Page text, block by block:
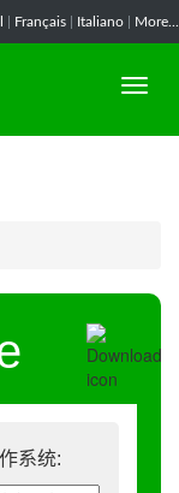
Français Italiano More...
系统: